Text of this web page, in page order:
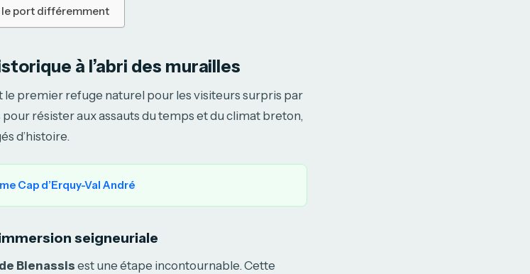
port différemment
à l’abri des murailles
le premier refuge naturel pour les visiteurs surpris par
résister aux assauts du temps et du climat breton,
d’histoire.
Cap d’Erquy-Val André
seigneuriale
Bienassisest une étape incontournable. Cette